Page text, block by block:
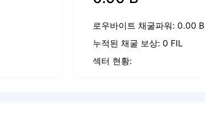
로우바이트 채굴파워: 0.00 B
누적된 채굴 보상: 0 FIL
섹터 현황: